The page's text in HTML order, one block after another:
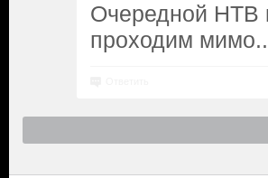
Очередной НТВ
проходим